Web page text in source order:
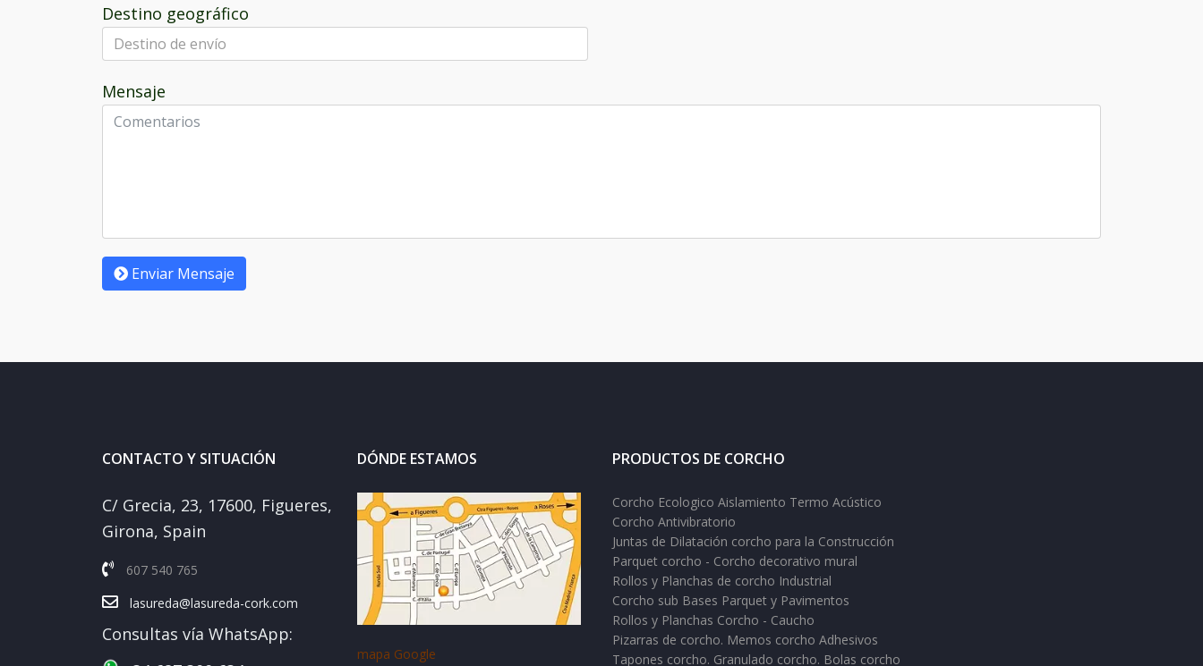
Destino geográfico
Mensaje
Enviar Mensaje
CONTACTO Y SITUACIÓN
C/ Grecia, 23, 17600, Figueres,
Girona, Spain
607 540 765
lasureda@lasureda-cork.com
Consultas vía WhatsApp:
DÓNDE ESTAMOS
mapa Google
PRODUCTOS DE CORCHO
Corcho Ecologico Aislamiento Termo Acústico
Corcho Antivibratorio
Juntas de Dilatación corcho para la Construcción
Parquet corcho - Corcho decorativo mural
Rollos y Planchas de corcho Industrial
Corcho sub Bases Parquet y Pavimentos
Rollos y Planchas Corcho - Caucho
Pizarras de corcho. Memos corcho Adhesivos
Tapones corcho. Granulado corcho. Bolas corcho